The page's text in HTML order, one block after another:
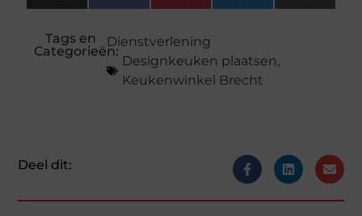
(Twitter)
Tags en
Categorieën:
Dienstverlening
Designkeuken plaatsen,
Keukenwinkel Brecht
Deel dit: